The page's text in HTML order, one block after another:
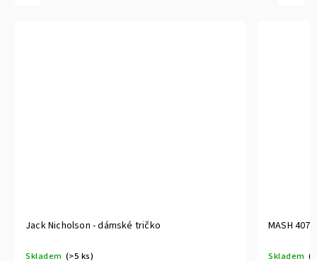
tričko MASH 4077 no1 - dámské tričko